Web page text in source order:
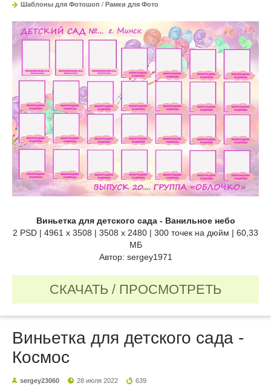
Шаблоны для Фотошоп / Рамки для Фото
Виньетка для детского сада - Ванильное небо
2 PSD | 4961 x 3508 | 3508 x 2480 | 300 точек на дюйм | 60,33
МБ
Автор: sergey1971
СКАЧАТЬ / ПРОСМОТРЕТЬ
Виньетка для детского сада -
Космос
sergey23060 28 июля 2022 639